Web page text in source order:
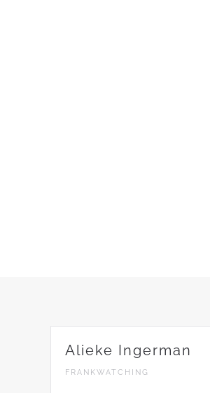
Alieke Ingerman
FRANKWATCHING